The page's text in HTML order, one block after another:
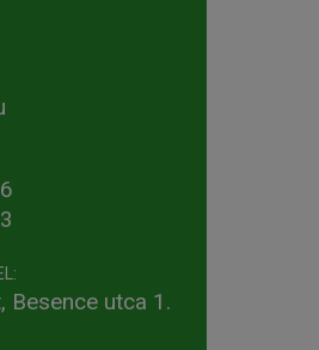
Besence utca 1.